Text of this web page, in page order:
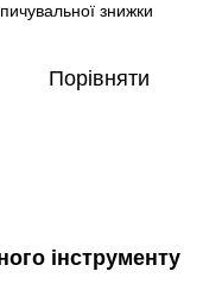
знижки
Порівняти
інструменту